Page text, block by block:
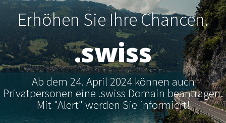
Erhöhen Sie Ihre Chancen.
.swiss
Ab dem 24. April 2024 können auch
Privatpersonen eine .swiss Domain beantragen.
Mit "Alert" werden Sie informiert!